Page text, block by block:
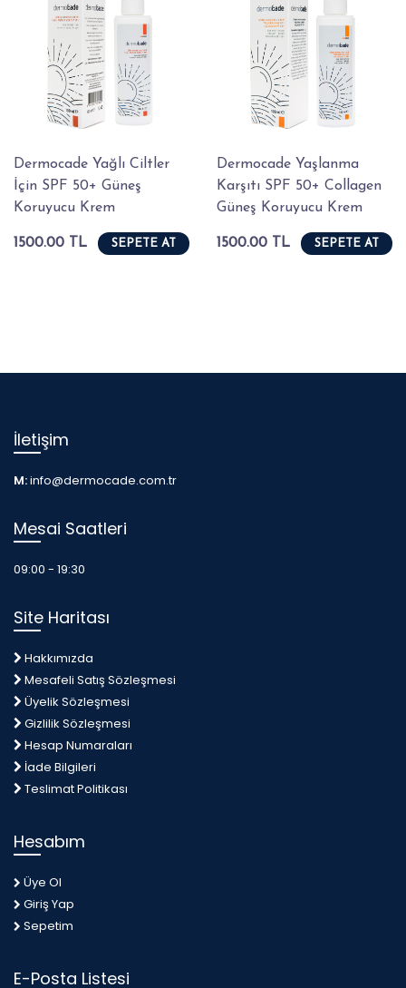
Dermocade Yağlı Ciltler
İçin SPF 50+ Güneş
Koruyucu Krem
1500.00 TL SEPETE AT
Dermocade Yaşlanma
Karşıtı SPF 50+ Collagen
Güneş Koruyucu Krem
1500.00 TL SEPETE AT
İletişim
M:info@dermocade.com.tr
Mesai Saatleri
09:00 - 19:30
Site Haritası
Hakkımızda
Mesafeli Satış Sözleşmesi
Üyelik Sözleşmesi
Gizlilik Sözleşmesi
Hesap Numaraları
İade Bilgileri
Teslimat Politikası
Hesabım
Üye Ol
Giriş Yap
Sepetim
E-Posta Listesi